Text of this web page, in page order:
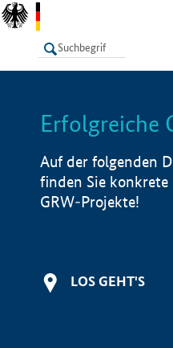
LISTE
Erfolgreiche
Auf der folgenden
finden Sie
GRW-Projekte!
LOS GEHT'S